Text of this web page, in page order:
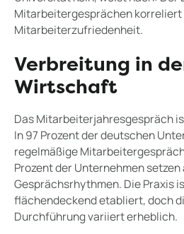
Mitarbeitergesprächen
Mitarbeiterzufriedenheit.
Verbreitung in
Wirtschaft
Das Mitarbeiterjahresgespräch
In 97 Prozent der deutschen
regelmäßige
Prozent der Unternehmen
Gesprächsrhythmen. Die Praxis
flächendeckend etabliert, doch
Durchführung variiert erheblich.